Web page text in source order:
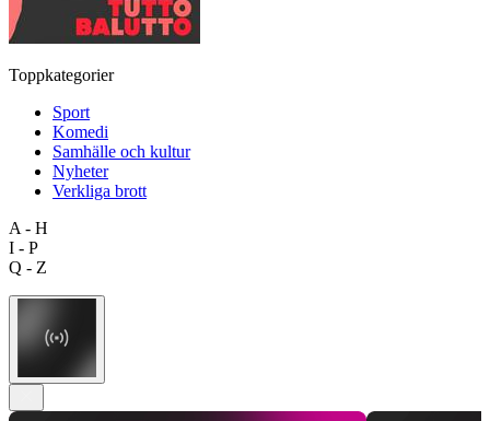
Toppkategorier
Sport
Komedi
Samhälle och kultur
Nyheter
Verkliga brott
A - H
I - P
Q - Z